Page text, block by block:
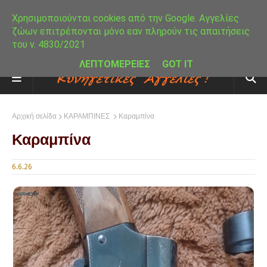
Αρχική σελίδα ΚΑΡΑΜΠΙΝΕΣ Καραμπίνα
Καραμπίνα
6.6.26
Χρησιμοποιούνται cookies από την Google. Αγγελίες
ζώων επιτρέπονται μόνο εαν πληρούν τις απαιτήσεις
του ν. 4830/2021
ΛΕΠΤΟΜΕΡΕΙΕΣ
GOT IT